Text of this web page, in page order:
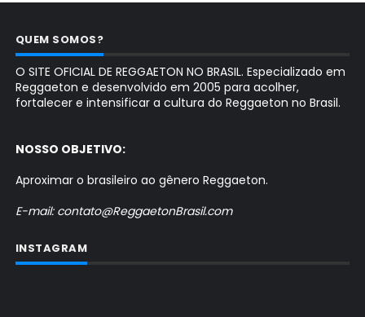
QUEM SOMOS?
O SITE OFICIAL DE REGGAETON NO BRASIL. Especializado em
Reggaeton e desenvolvido em 2005 para acolher,
fortalecer e intensificar a cultura do Reggaeton no Brasil.
NOSSO OBJETIVO:
Aproximar o brasileiro ao gênero Reggaeton.
E-mail: contato@ReggaetonBrasil.com
INSTAGRAM